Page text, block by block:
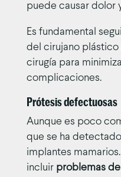
puede causar dolor
Es fundamental
del cirujano plástico
cirugía para
complicaciones.
Prótesis defectuosas
Aunque es poco
que se ha
implantes
incluir problemas